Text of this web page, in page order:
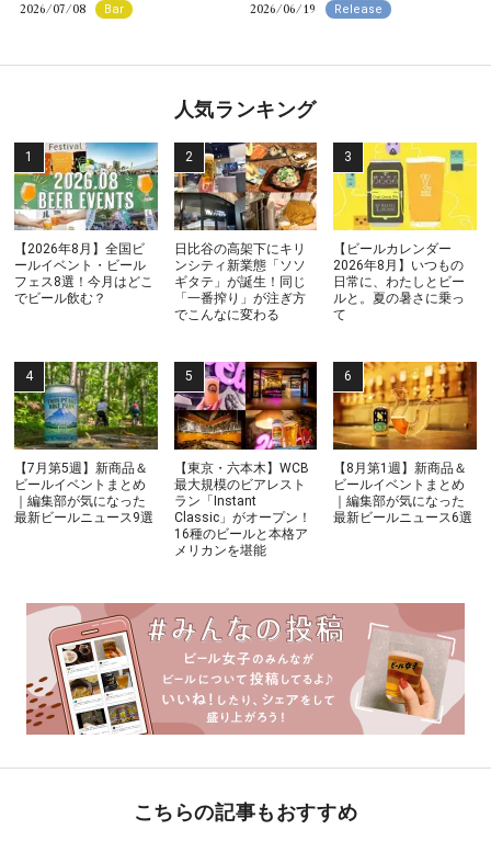
2026/07/08 Bar 2026/06/19 Release
人気ランキング
【2026年8月】全国ビ
ールイベント・ビール
フェス8選！今月はどこ
でビール飲む？
日比谷の高架下にキリ
ンシティ新業態「ソソ
ギタテ」が誕生！同じ
「一番搾り」が注ぎ方
でこんなに変わる
【ビールカレンダー
2026年8月】いつもの
日常に、わたしとビー
ルと。夏の暑さに乗っ
て
【7月第5週】新商品＆
ビールイベントまとめ
｜編集部が気になった
最新ビールニュース9選
【東京・六本木】WCB
最大規模のビアレスト
ラン「Instant
Classic」がオープン！
16種のビールと本格ア
メリカンを堪能
【8月第1週】新商品＆
ビールイベントまとめ
｜編集部が気になった
最新ビールニュース6選
こちらの記事もおすすめ